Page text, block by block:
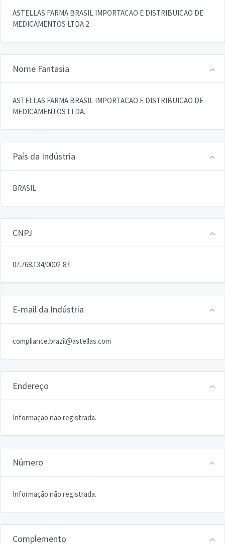
ASTELLAS FARMA BRASIL IMPORTACAO E DISTRIBUICAO DE
MEDICAMENTOS LTDA 2
Nome Fantasia
ASTELLAS FARMA BRASIL IMPORTACAO E DISTRIBUICAO DE
MEDICAMENTOS LTDA.
País da Indústria
BRASIL
CNPJ
07.768.134/0002-87
E-mail da Indústria
compliance.brazil@astellas.com
Endereço
Informação não registrada.
Número
Informação não registrada.
Complemento